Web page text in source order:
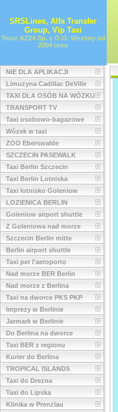
SRSLines, Alfa Transfer
Group, Vip Taxi
Teraz AZ24 Sp. z O.O. Wozimy od
2004 roku
NIE DLA APLIKACJI
Limuzyna Cadillac DeVille
TAXI DLA OSÓB NA WÓZKU
TRANSPORT TV
Taxi osobowo-bagazowe
Wózek w taxi
ZOO Eberswalde
SZCZECIN PASEWALK
Taxi Berlin Szczecin
Taxi Berlin Lotniska
Taxi lotnisko Goleniow
LOZIENICA BERLIN
Goleniow airport shuttle
Z Goleniowa nad morze
Szczecin Berlin mitte
Berlin airport shuttle
Taxi per l'aeroporto
Nad morze BER Berlin
Nad morze z Berlina
Taxi na dworce PKS PKP
Imprezy w Berlinie
Jarmark w Berlinie
Do Berlina na dworce
Taxi BER z regionu
Kurier do Berlina
TROPICAL ISLANDS
Taxi do Drezna
Taxi do Lipska
Klinika w Prenzlau